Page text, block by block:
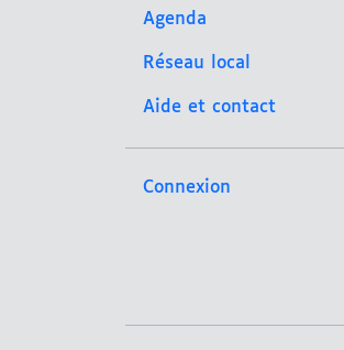
Agenda
Réseau local
Aide et contact
Connexion